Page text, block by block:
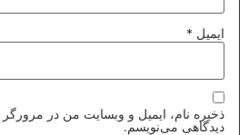
ایمیل *
ذخیره نام، ایمیل و وبسایت من در مرورگر
دیدگاهی می‌نویسم.